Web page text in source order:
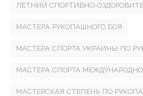
ЛЕТНИЙ СПОРТИВНО-
МАСТЕРА РУКОПАШНОГО БОЯ
МАСТЕРА СПОРТА УКРАИНЫ ПО
МАСТЕРА СПОРТА
МАСТЕРСКАЯ СТЕПЕНЬ ПО